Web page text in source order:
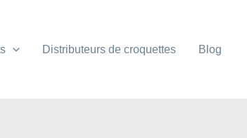
Distributeurs de croquettes Blog